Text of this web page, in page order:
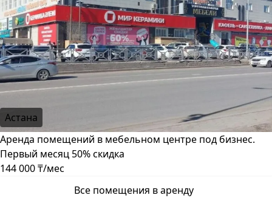
Астана
Аренда помещений в мебельном центре под бизнес.
Первый месяц 50% скидка
144 000 ₸/мес
Все помещения в аренду